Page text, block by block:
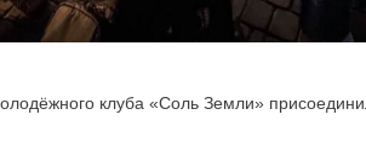
клуба «Соль Земли»